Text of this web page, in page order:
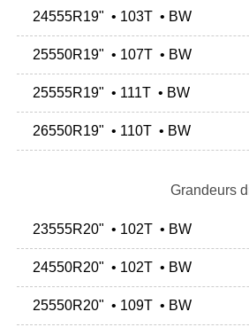
24555R19" • 103T • BW
25550R19" • 107T • BW
25555R19" • 111T • BW
26550R19" • 110T • BW
Grandeurs
23555R20" • 102T • BW
24550R20" • 102T • BW
25550R20" • 109T • BW